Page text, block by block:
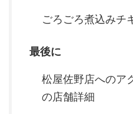
ごろごろ煮込みチ
最後に
松屋佐野店へのア
の店舗詳細